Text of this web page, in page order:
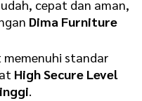
cepat dan aman,
Dima Furniture
memenuhi standar
High Secure Level
.